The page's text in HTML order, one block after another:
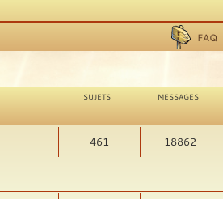
FAQ
SUJETS MESSAGES
461 18862